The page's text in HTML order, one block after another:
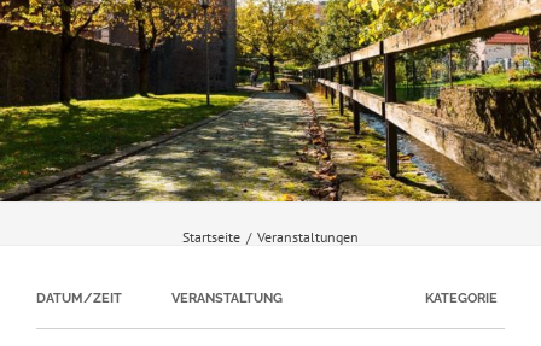
Startseite / Veranstaltungen
DATUM/ZEIT VERANSTALTUNG KATEGORIE